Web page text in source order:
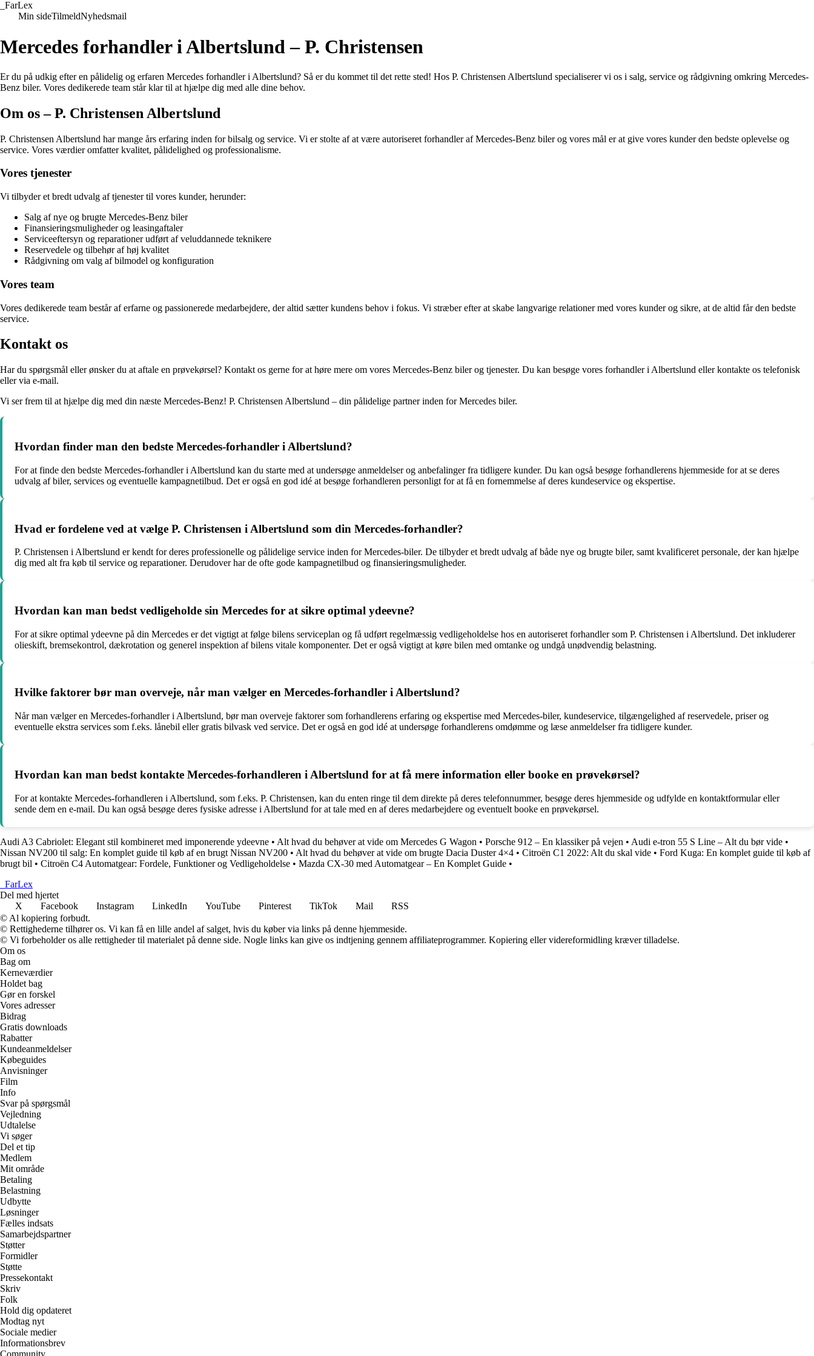
FarLex
Min sideTilmeldNyhedsmail
Mercedes forhandler i Albertslund – P. Christensen
Er du på udkig efter en pålidelig og erfaren Mercedes forhandler i Albertslund? Så er du kommet til det rette sted! Hos P. Christensen Albertslund specialiserer vi os i salg, service og rådgivning omkring Mercedes-
Benz biler. Vores dedikerede team står klar til at hjælpe dig med alle dine behov.
Om os – P. Christensen Albertslund
P. Christensen Albertslund har mange års erfaring inden for bilsalg og service. Vi er stolte af at være autoriseret forhandler af Mercedes-Benz biler og vores mål er at give vores kunder den bedste oplevelse og
service. Vores værdier omfatter kvalitet, pålidelighed og professionalisme.
Vores tjenester
Vi tilbyder et bredt udvalg af tjenester til vores kunder, herunder:
Salg af nye og brugte Mercedes-Benz biler
Finansieringsmuligheder og leasingaftaler
Serviceeftersyn og reparationer udført af veluddannede teknikere
Reservedele og tilbehør af høj kvalitet
Rådgivning om valg af bilmodel og konfiguration
Vores team
Vores dedikerede team består af erfarne og passionerede medarbejdere, der altid sætter kundens behov i fokus. Vi stræber efter at skabe langvarige relationer med vores kunder og sikre, at de altid får den bedste
service.
Kontakt os
Har du spørgsmål eller ønsker du at aftale en prøvekørsel? Kontakt os gerne for at høre mere om vores Mercedes-Benz biler og tjenester. Du kan besøge vores forhandler i Albertslund eller kontakte os telefonisk
eller via e-mail.
Vi ser frem til at hjælpe dig med din næste Mercedes-Benz! P. Christensen Albertslund – din pålidelige partner inden for Mercedes biler.
Hvordan finder man den bedste Mercedes-forhandler i Albertslund?
For at finde den bedste Mercedes-forhandler i Albertslund kan du starte med at undersøge anmeldelser og anbefalinger fra tidligere kunder. Du kan også besøge forhandlerens hjemmeside for at se deres
udvalg af biler, services og eventuelle kampagnetilbud. Det er også en god idé at besøge forhandleren personligt for at få en fornemmelse af deres kundeservice og ekspertise.
Hvad er fordelene ved at vælge P. Christensen i Albertslund som din Mercedes-forhandler?
P. Christensen i Albertslund er kendt for deres professionelle og pålidelige service inden for Mercedes-biler. De tilbyder et bredt udvalg af både nye og brugte biler, samt kvalificeret personale, der kan hjælpe
dig med alt fra køb til service og reparationer. Derudover har de ofte gode kampagnetilbud og finansieringsmuligheder.
Hvordan kan man bedst vedligeholde sin Mercedes for at sikre optimal ydeevne?
For at sikre optimal ydeevne på din Mercedes er det vigtigt at følge bilens serviceplan og få udført regelmæssig vedligeholdelse hos en autoriseret forhandler som P. Christensen i Albertslund. Det inkluderer
olieskift, bremsekontrol, dækrotation og generel inspektion af bilens vitale komponenter. Det er også vigtigt at køre bilen med omtanke og undgå unødvendig belastning.
Hvilke faktorer bør man overveje, når man vælger en Mercedes-forhandler i Albertslund?
Når man vælger en Mercedes-forhandler i Albertslund, bør man overveje faktorer som forhandlerens erfaring og ekspertise med Mercedes-biler, kundeservice, tilgængelighed af reservedele, priser og
eventuelle ekstra services som f.eks. lånebil eller gratis bilvask ved service. Det er også en god idé at undersøge forhandlerens omdømme og læse anmeldelser fra tidligere kunder.
Hvordan kan man bedst kontakte Mercedes-forhandleren i Albertslund for at få mere information eller booke en prøvekørsel?
For at kontakte Mercedes-forhandleren i Albertslund, som f.eks. P. Christensen, kan du enten ringe til dem direkte på deres telefonnummer, besøge deres hjemmeside og udfylde en kontaktformular eller
sende dem en e-mail. Du kan også besøge deres fysiske adresse i Albertslund for at tale med en af deres medarbejdere og eventuelt booke en prøvekørsel.
Audi A3 Cabriolet: Elegant stil kombineret med imponerende ydeevne • Alt hvad du behøver at vide om Mercedes G Wagon • Porsche 912 – En klassiker på vejen • Audi e-tron 55 S Line – Alt du bør vide •
Nissan NV200 til salg: En komplet guide til køb af en brugt Nissan NV200 • Alt hvad du behøver at vide om brugte Dacia Duster 4×4 • Citroën C1 2022: Alt du skal vide • Ford Kuga: En komplet guide til køb af
brugt bil • Citroën C4 Automatgear: Fordele, Funktioner og Vedligeholdelse • Mazda CX-30 med Automatgear – En Komplet Guide •
FarLex
Del med hjertet
X
Facebook Instagram LinkedIn YouTube Pinterest TikTok Mail
RSS
© Al kopiering forbudt.
© Rettighederne tilhører os. Vi kan få en lille andel af salget, hvis du køber via links på denne hjemmeside.
© Vi forbeholder os alle rettigheder til materialet på denne side. Nogle links kan give os indtjening gennem affiliateprogrammer. Kopiering eller videreformidling kræver tilladelse.
Om os
Bag om
Kerneværdier
Holdet bag
Gør en forskel
Vores adresser
Bidrag
Gratis downloads
Rabatter
Kundeanmeldelser
Købeguides
Anvisninger
Film
Info
Svar på spørgsmål
Vejledning
Udtalelse
Vi søger
Del et tip
Medlem
Mit område
Betaling
Belastning
Udbytte
Løsninger
Fælles indsats
Samarbejdspartner
Støtter
Formidler
Støtte
Pressekontakt
Skriv
Folk
Hold dig opdateret
Modtag nyt
Sociale medier
Informationsbrev
Community